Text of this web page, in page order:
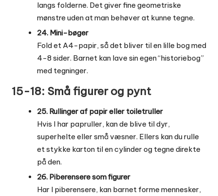
langs folderne. Det giver fine geometriske
mønstre uden at man behøver at kunne tegne.
24. Mini-bøger
Fold et A4-papir, så det bliver til en lille bog med
4-8 sider. Barnet kan lave sin egen “historiebog”
med tegninger.
15-18: Små figurer og pynt
25. Rullinger af papir eller toiletruller
Hvis I har papruller, kan de blive til dyr,
superhelte eller små væsner. Ellers kan du rulle
et stykke karton til en cylinder og tegne direkte
på den.
26. Piberensere som figurer
Har I piberensere, kan barnet forme mennesker,